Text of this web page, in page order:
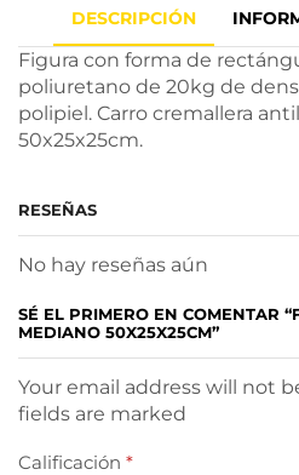
DESCRIPCIÓN
Figura con forma de
poliuretano de 20kg de
polipiel. Carro cremallera
50x25x25cm.
RESEÑAS
No hay reseñas aún
SÉ EL PRIMERO EN COMENTAR
MEDIANO 50X25X25CM”
Your email address will not
fields are marked
Calificación *